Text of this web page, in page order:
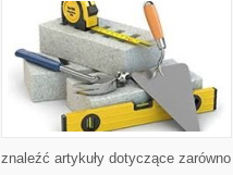
znaleźć artykuły dotyczące